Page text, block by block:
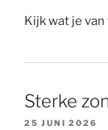
Kijk wat je
Sterke
25 JUNI 2026